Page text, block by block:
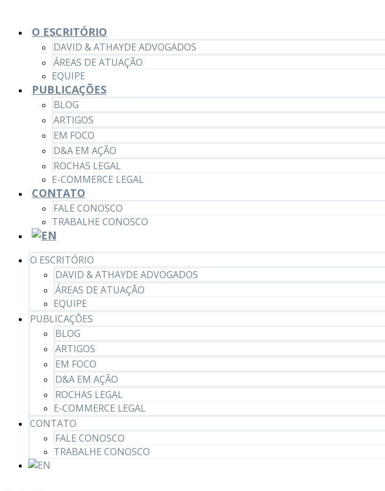
O ESCRITÓRIO
DAVID & ATHAYDE ADVOGADOS
ÁREAS DE ATUAÇÃO
EQUIPE
PUBLICAÇÕES
BLOG
ARTIGOS
EM FOCO
D&A EM AÇÃO
ROCHAS LEGAL
E-COMMERCE LEGAL
CONTATO
FALE CONOSCO
TRABALHE CONOSCO
O ESCRITÓRIO
DAVID & ATHAYDE ADVOGADOS
ÁREAS DE ATUAÇÃO
EQUIPE
PUBLICAÇÕES
BLOG
ARTIGOS
EM FOCO
D&A EM AÇÃO
ROCHAS LEGAL
E-COMMERCE LEGAL
CONTATO
FALE CONOSCO
TRABALHE CONOSCO